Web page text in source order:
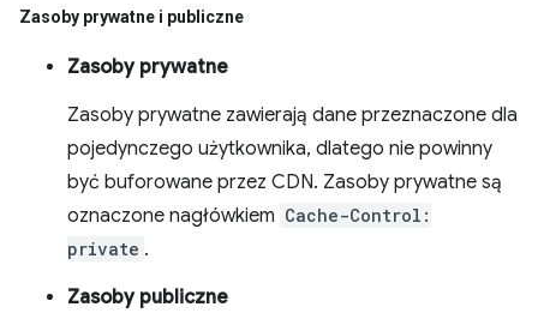
Zasoby prywatne i publiczne
Zasoby prywatne
Zasoby prywatne zawierają dane przeznaczone dla
pojedynczego użytkownika, dlatego nie powinny
być buforowane przez CDN. Zasoby prywatne są
oznaczone nagłówkiem Cache-Control:
private .
Zasoby publiczne